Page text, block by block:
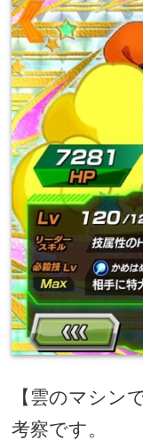
【雲のマシン
考察です。